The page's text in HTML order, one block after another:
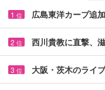
1 位 広島東洋カープ追
2 位 西川貴教に直撃、
3 位 大阪・茨木のライ